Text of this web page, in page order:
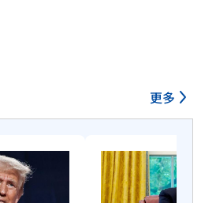
更多